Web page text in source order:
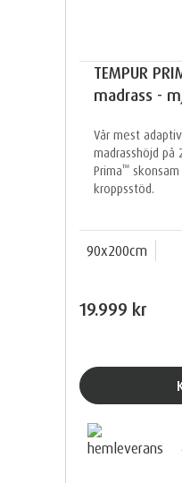
TEMPUR
madrass -
Vår mest
madrasshöjd på
Prima™
kroppsstöd.
90x200cm
19.999 kr